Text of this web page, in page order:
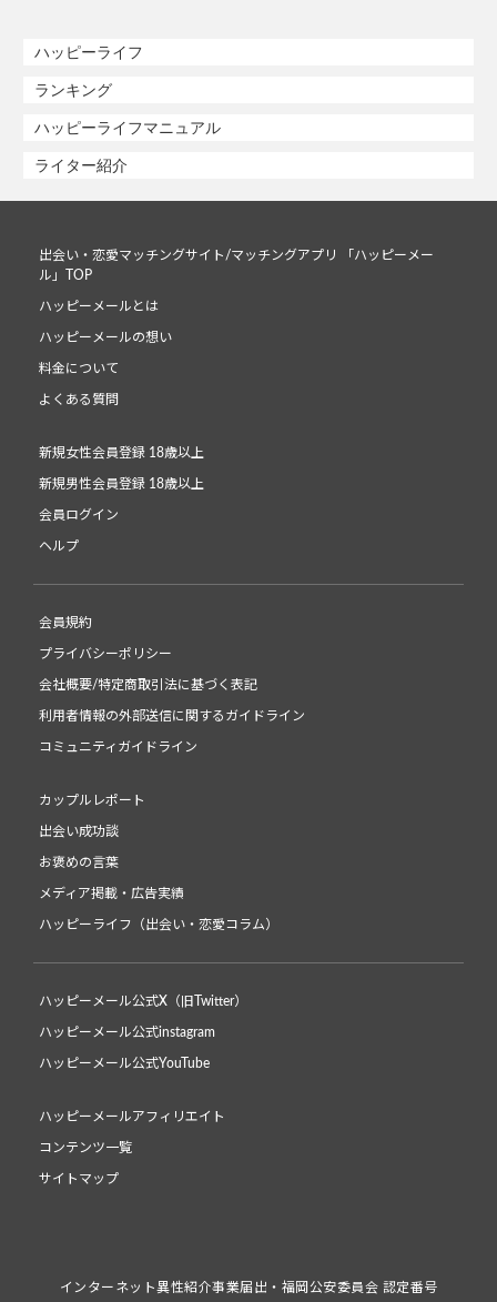
ハッピーライフ
ランキング
ハッピーライフマニュアル
ライター紹介
出会い・恋愛マッチングサイト/マッチングアプリ 「ハッピーメー
ル」TOP
ハッピーメールとは
ハッピーメールの想い
料金について
よくある質問
新規女性会員登録 18歳以上
新規男性会員登録 18歳以上
会員ログイン
ヘルプ
会員規約
プライバシーポリシー
会社概要/特定商取引法に基づく表記
利用者情報の外部送信に関するガイドライン
コミュニティガイドライン
カップルレポート
出会い成功談
お褒めの言葉
メディア掲載・広告実績
ハッピーライフ（出会い・恋愛コラム）
ハッピーメール公式X（旧Twitter）
ハッピーメール公式instagram
ハッピーメール公式YouTube
ハッピーメールアフィリエイト
コンテンツ一覧
サイトマップ
インターネット異性紹介事業届出・福岡公安委員会 認定番号